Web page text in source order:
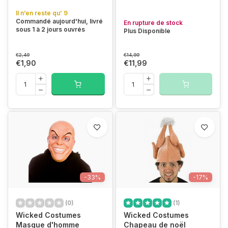
Il n’en reste qu’ 9
Commandé aujourd'hui, livré
sous 1 à 2 jours ouvrés
€2,49
€1,90
En rupture de stock
Plus Disponible
€14,99
€11,99
-33%
(0)
Wicked Costumes
Masque d'homme
-17%
(1)
Wicked Costumes
Chapeau de noël